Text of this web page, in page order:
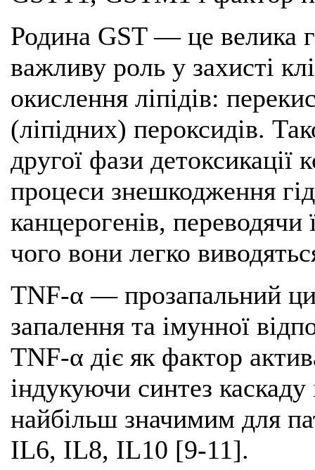
Родина GST — це велика
важливу роль у захисті
окислення ліпідів:
(ліпідних) пероксидів.
другої фази детоксикації
процеси знешкодження
канцерогенів,
чого вони легко
TNF-α — прозапальний
запалення та імунної
TNF-α діє як фактор
індукуючи синтез каскаду
найбільш значимим для
ІL6, ІL8, ІL10 [9-11].